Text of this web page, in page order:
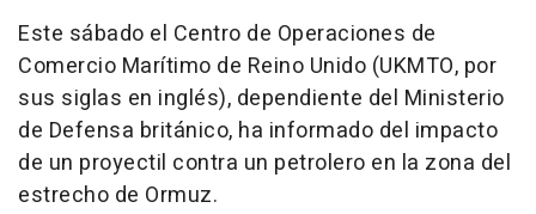
Este sábado el Centro de Operaciones de
Comercio Marítimo de Reino Unido (UKMTO, por
sus siglas en inglés), dependiente del Ministerio
de Defensa británico, ha informado del impacto
de un proyectil contra un petrolero en la zona del
estrecho de Ormuz.